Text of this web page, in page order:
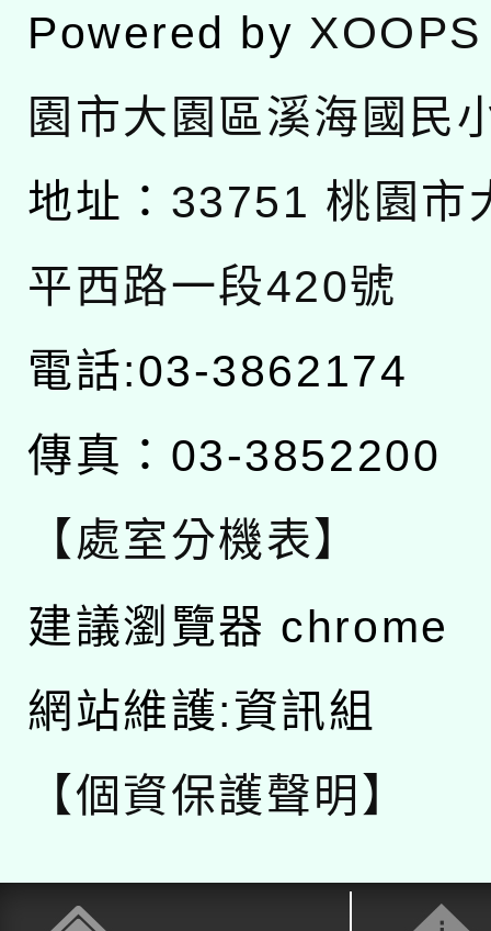
Powered by XOOPS
園市大園區溪海國民
地址： 33751 桃園市
平西路一段420號
電話:03-3862174
傳真：03-3852200
【處室分機表】
建議瀏覽器 chrome
網站維護:資訊組
【個資保護聲明】